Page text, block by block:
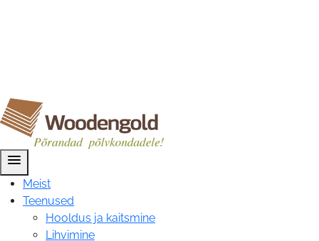
menu
Meist
Teenused
Hooldus ja kaitsmine
Lihvimine